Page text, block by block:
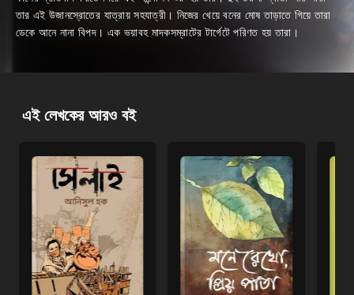
তার এই উজানস্রোতের যাত্রায় সহযাত্রী। নিজের খেয়ে বনের মোষ তাড়াতে গিয়ে তারা
ডেকে আনে নানা বিপদ। এক ভয়াবহ মাদকসম্রাটের টার্গেটে পরিণত হয় তারা।
এই লেখকের আরও বই